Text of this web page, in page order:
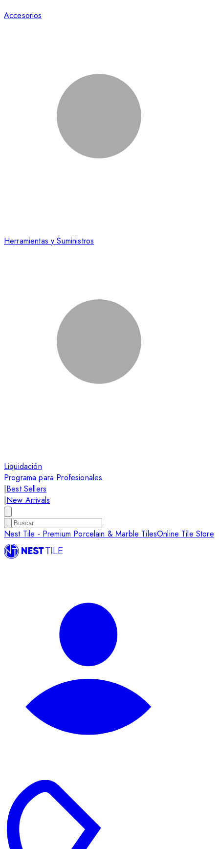
Accesorios
Herramientas y Suministros
Liquidación
Programa para Profesionales
|Best Sellers
|New Arrivals
Nest Tile - Premium Porcelain & Marble TilesOnline Tile Store